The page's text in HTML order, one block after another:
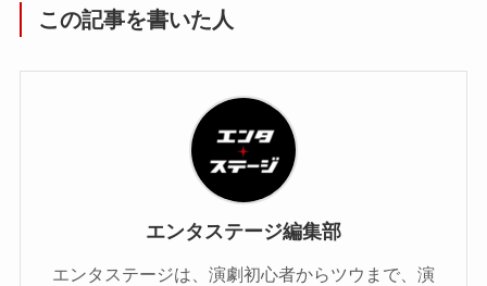
この記事を書いた人
エンタステージ編集部
エンタステージは、演劇初心者からツウまで、演